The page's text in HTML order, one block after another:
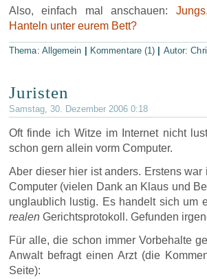
Also, einfach mal anschauen:
Hanteln unter eurem Bett?
Thema: Allgemein Kommentare (1) Autor:
Juristen
Samstag, 30. Dezember 2006 0:18
Oft finde ich Witze im Internet nicht
schon gern allein vorm Computer.
Aber dieser hier ist anders. Erstens
Computer (vielen Dank an Klaus und
unglaublich lustig. Es handelt sich um
realen Gerichtsprotokoll. Gefunden
Für alle, die schon immer Vorbehalte
Anwalt befragt einen Arzt (die
Seite):